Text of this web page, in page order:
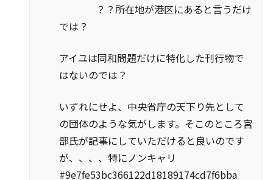
？？所在地が港区にあると言うだけ
では？
アイユは同和問題だけに特化した刊行物で
はないのでは？
いずれにせよ、中央省庁の天下り先として
の団体のような気がします。そこのところ宮
部氏が記事にしていただけると良いのです
が、、、、特にノンキャリ
#9e7fe53bc366122d18189174cd7f6bba